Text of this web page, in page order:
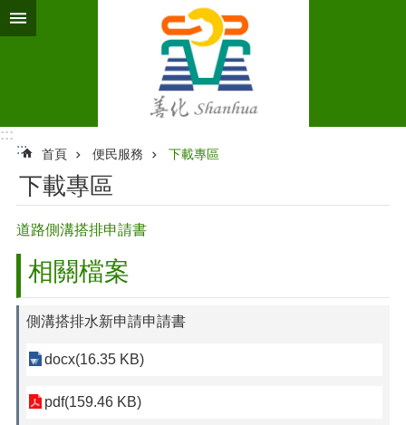
跳到主要內容區塊
:::
:::
首頁 便民服務 下載專區
下載專區
道路側溝搭排申請書
相關檔案
側溝搭排水新申請申請書
docx(16.35 KB)
pdf(159.46 KB)